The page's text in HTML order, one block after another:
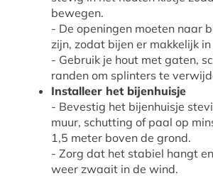
bewegen.
- De openingen moeten naar
zijn, zodat bijen er makkelijk in
- Gebruik je hout met gaten,
randen om splinters te
Installeer het bijenhuisje
- Bevestig het bijenhuisje
muur, schutting of paal op
1,5 meter boven de grond.
- Zorg dat het stabiel hangt
weer zwaait in de wind.